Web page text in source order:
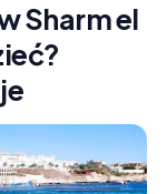
Sharm el